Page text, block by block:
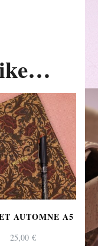
AUTOMNE A5
25,00€